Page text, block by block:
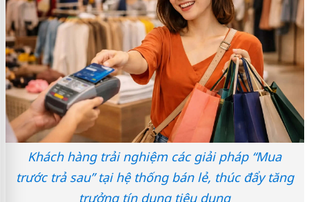
Khách hàng trải nghiệm các giải pháp “Mua
trước trả sau” tại hệ thống bán lẻ, thúc đẩy tăng
trưởng tín dụng tiêu dung